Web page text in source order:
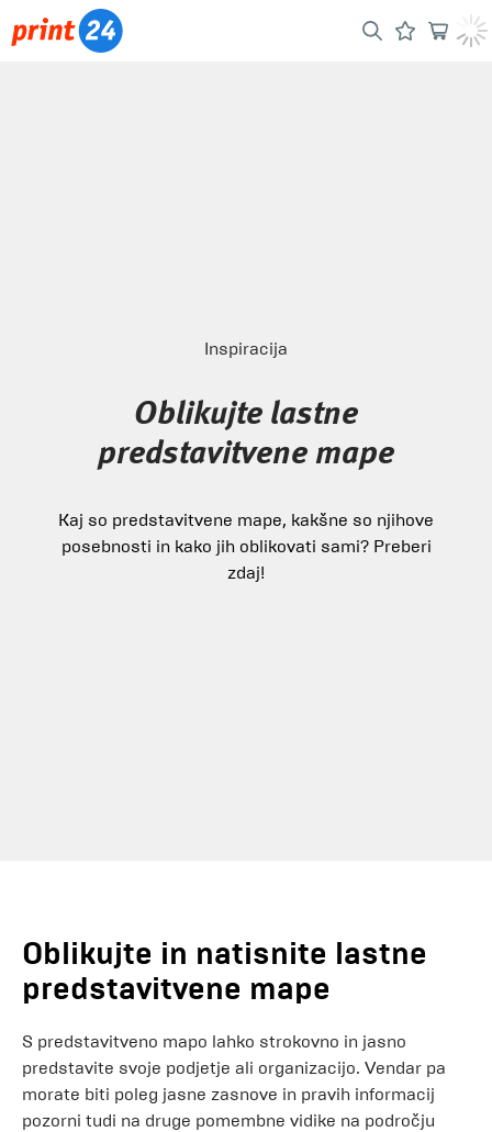
Inspiracija
Oblikujte lastne
predstavitvene mape
Kaj so predstavitvene mape, kakšne so njihove
posebnosti in kako jih oblikovati sami? Preberi
zdaj!
Oblikujte in natisnite lastne
predstavitvene mape
S predstavitveno mapo lahko strokovno in jasno
predstavite svoje podjetje ali organizacijo. Vendar pa
morate biti poleg jasne zasnove in pravih informacij
pozorni tudi na druge pomembne vidike na področju